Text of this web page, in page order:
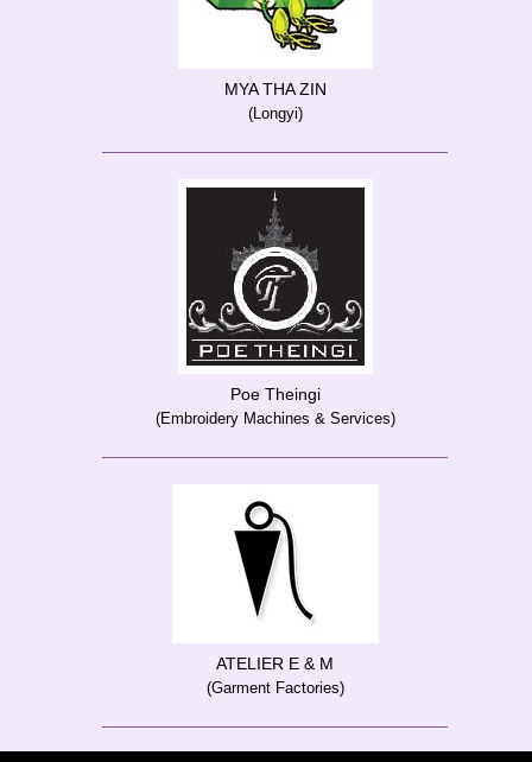
MYA THA ZIN
(Longyi)
Poe Theingi
(Embroidery Machines & Services)
ATELIER E & M
(Garment Factories)